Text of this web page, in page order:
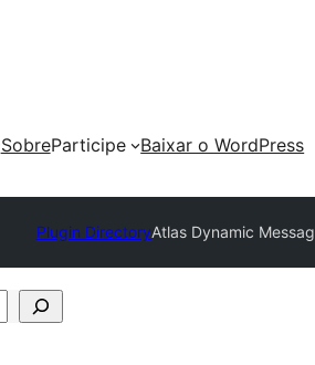
SobreParticipe
Baixar o WordPress
Plugin DirectoryAtlas Dynamic